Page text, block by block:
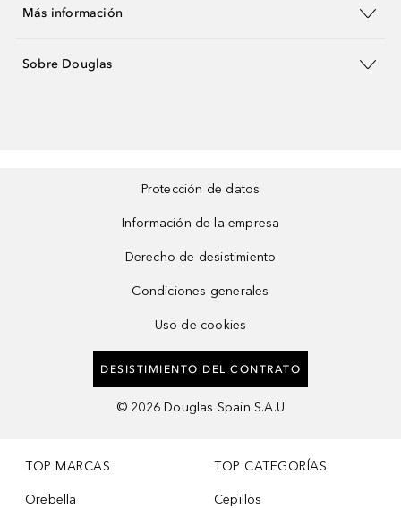
Más información
Sobre Douglas
Protección de datos
Información de la empresa
Derecho de desistimiento
Condiciones generales
Uso de cookies
DESISTIMIENTO DEL CONTRATO
© 2026 Douglas Spain S.A.U
TOP MARCAS
Orebella
TOP CATEGORÍAS
Cepillos